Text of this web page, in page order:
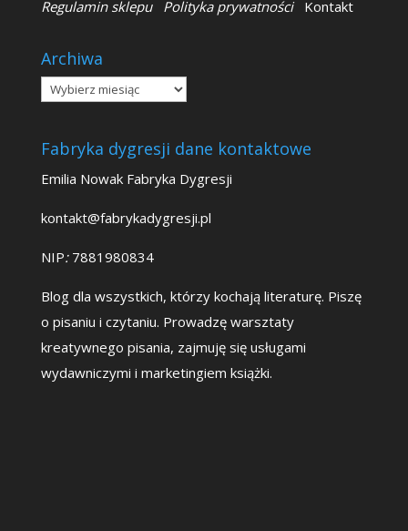
Regulamin sklepu Polityka prywatnościKontakt
Archiwa
Archiwa
Fabryka dygresji dane kontaktowe
Emilia Nowak Fabryka Dygresji
kontakt@fabrykadygresji.pl
NIP: 7881980834
Blog dla wszystkich, którzy kochają literaturę. Piszę
o pisaniu i czytaniu. Prowadzę warsztaty
kreatywnego pisania, zajmuję się usługami
wydawniczymi i marketingiem książki.